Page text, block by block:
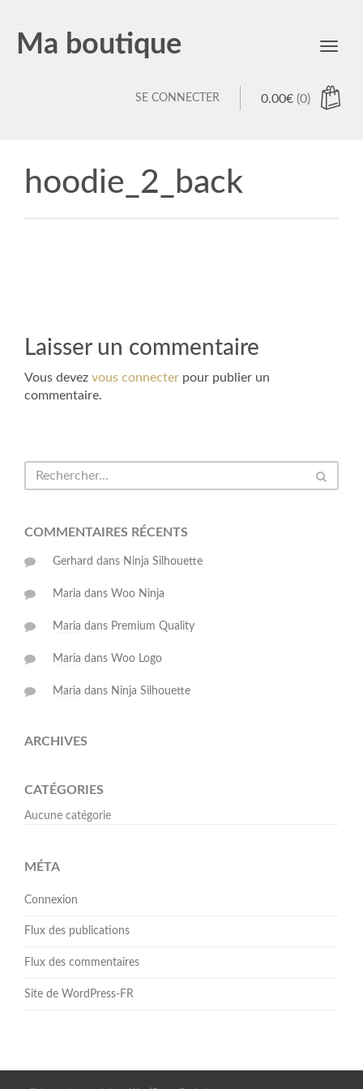
Ma boutique
Toggle
0.00€ (0)
SE CONNECTER
hoodie_2_back
Laisser un commentaire
Vous devez vous connecter pour publier un
commentaire.
COMMENTAIRES RÉCENTS
Gerhard dans Ninja Silhouette
Maria dans Woo Ninja
Maria dans Premium Quality
Maria dans Woo Logo
Maria dans Ninja Silhouette
ARCHIVES
CATÉGORIES
Aucune catégorie
MÉTA
Connexion
Flux des publications
Flux des commentaires
Site de WordPress-FR